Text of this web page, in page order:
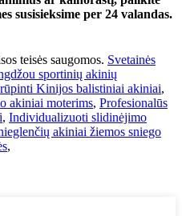
susisieksime per 24 valandas.
teisės saugomos. Svetainės
sportinių akinių
Kinijos balistiniai akiniai,
akiniai moterims, Profesionalūs
, Individualizuoti slidinėjimo
akiniai žiemos sniego
,